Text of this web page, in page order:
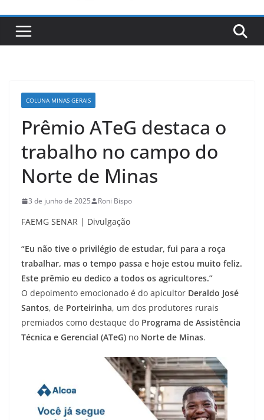
COLUNA MINAS GERAIS
Prêmio ATeG destaca o
trabalho no campo do
Norte de Minas
3 de junho de 2025 Roni Bispo
FAEMG SENAR | Divulgação
“Eu não tive o privilégio de estudar, fui para a roça
trabalhar, mas o tempo passa e hoje estou muito feliz.
Este prêmio eu dedico a todos os agricultores.”
O depoimento emocionado é do apicultor Deraldo José
Santos, de Porteirinha, um dos produtores rurais
premiados como destaque do Programa de Assistência
Técnica e Gerencial (ATeG) no Norte de Minas.